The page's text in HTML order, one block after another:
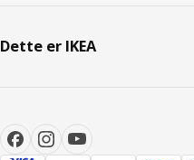
Dette er IKEA